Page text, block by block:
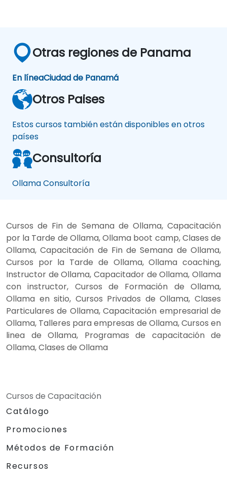
Otras regiones de Panama
En líneaCiudad de Panamá
Otros Paises
Estos cursos también están disponibles en otros
países
Consultoría
Ollama Consultoría
Cursos de Fin de Semana de Ollama, Capacitación
por la Tarde de Ollama, Ollama boot camp, Clases de
Ollama, Capacitación de Fin de Semana de Ollama,
Cursos por la Tarde de Ollama, Ollama coaching,
Instructor de Ollama, Capacitador de Ollama, Ollama
con instructor, Cursos de Formación de Ollama,
Ollama en sitio, Cursos Privados de Ollama, Clases
Particulares de Ollama, Capacitación empresarial de
Ollama, Talleres para empresas de Ollama, Cursos en
linea de Ollama, Programas de capacitación de
Ollama, Clases de Ollama
Cursos de Capacitación
Catálogo
Promociones
Métodos de Formación
Recursos